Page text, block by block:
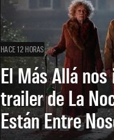
HACE 12 HORAS
El Más Allá nos
trailer de La
Están Entre